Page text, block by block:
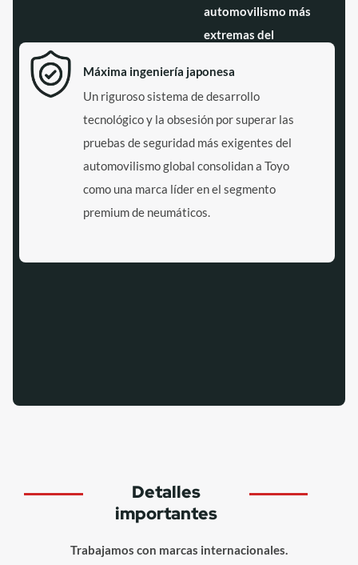
automovilismo más
extremas del
garantizando
resistencia superior.
Máxima ingeniería japonesa
Un riguroso sistema de desarrollo
tecnológico y la obsesión por superar las
pruebas de seguridad más exigentes del
automovilismo global consolidan a Toyo
como una marca líder en el segmento
premium de neumáticos.
Detalles
importantes
Trabajamos con marcas internacionales.